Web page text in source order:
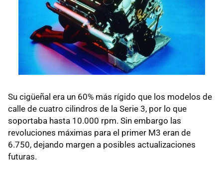
Su cigüeñal era un 60% más rígido que los modelos de
calle de cuatro cilindros de la Serie 3, por lo que
soportaba hasta 10.000 rpm. Sin embargo las
revoluciones máximas para el primer M3 eran de
6.750, dejando margen a posibles actualizaciones
futuras.